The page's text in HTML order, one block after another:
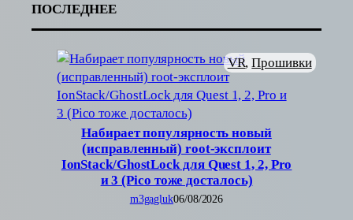
ПОСЛЕДНЕЕ
Набирает популярность новый
(исправленный) root-эксплоит
IonStack/GhostLock для Quest 1, 2, Pro
и 3 (Pico тоже досталось)
VR, Прошивки
m3gagluk06/08/2026